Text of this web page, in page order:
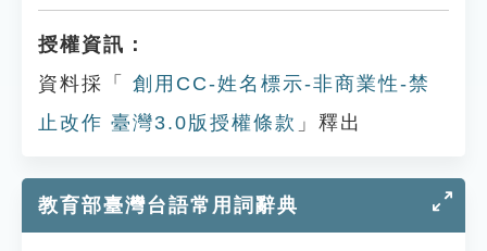
授權資訊：
資料採「
創用CC-姓名標示-非商業性-禁
止改作 臺灣3.0版授權條款 」釋出
教育部臺灣台語常用詞辭典